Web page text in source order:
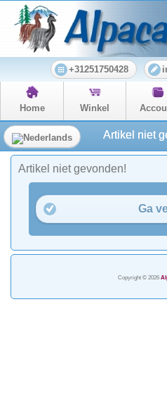
+31251750428
Home Winkel
Artikel niet
Artikel niet gevonden!
Ga
Copyright © 2026